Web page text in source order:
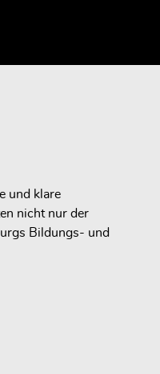
und klare
nicht nur der
Bildungs- und